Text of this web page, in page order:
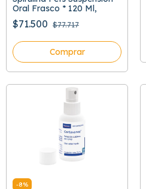
Oral Frasco * 120 Ml,
$71.500 $77.717
Comprar
-8%